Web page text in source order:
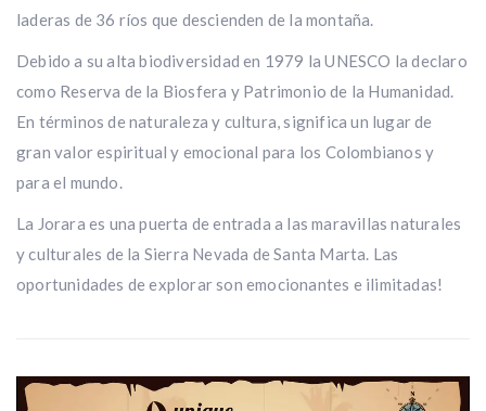
laderas de 36 ríos que descienden de la montaña.
Debido a su alta biodiversidad en 1979 la UNESCO la declaro
como Reserva de la Biosfera y Patrimonio de la Humanidad.
En términos de naturaleza y cultura, significa un lugar de
gran valor espiritual y emocional para los Colombianos y
para el mundo.
La Jorara es una puerta de entrada a las maravillas naturales
y culturales de la Sierra Nevada de Santa Marta. Las
oportunidades de explorar son emocionantes e ilimitadas!